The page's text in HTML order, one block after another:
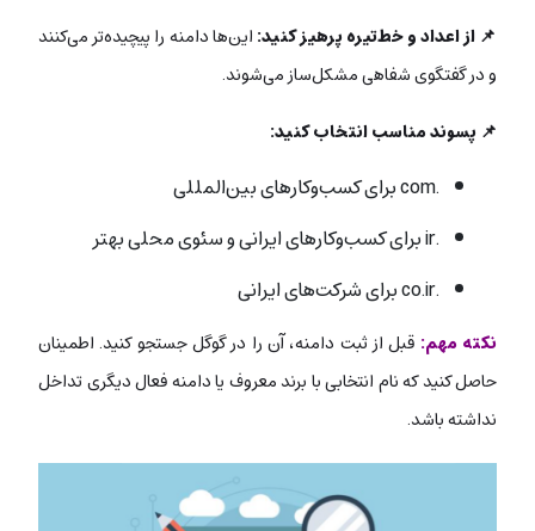
📌 از اعداد و خط‌تیره پرهیز کنید:این‌ها دامنه را پیچیده‌تر می‌کنند
و در گفتگوی شفاهی مشکل‌ساز می‌شوند.
📌 پسوند مناسب انتخاب کنید:
.com
برای کسب‌وکارهای بین‌المللی
.ir برای کسب‌وکارهای ایرانی و سئوی محلی بهتر
.co.ir
برای شرکت‌های ایرانی
نکته مهم: قبل از ثبت دامنه، آن را در گوگل جستجو کنید. اطمینان
حاصل کنید که نام انتخابی با برند معروف یا دامنه فعال دیگری تداخل
نداشته باشد.